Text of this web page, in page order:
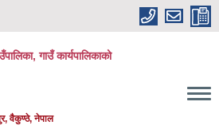
गाउँ कार्यपालिकाको
वैकुण्ठे, नेपाल